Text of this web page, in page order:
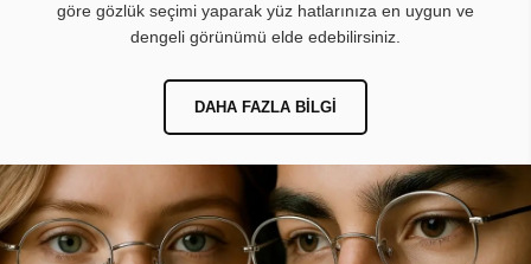
göre gözlük seçimi yaparak yüz hatlarınıza en uygun ve
dengeli görünümü elde edebilirsiniz.
DAHA FAZLA BILGI